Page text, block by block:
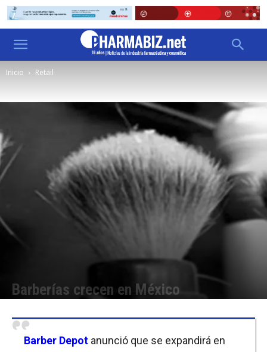
Inicio Retail
Barberías crecen en México
Barber Depot anunció que se expandirá en